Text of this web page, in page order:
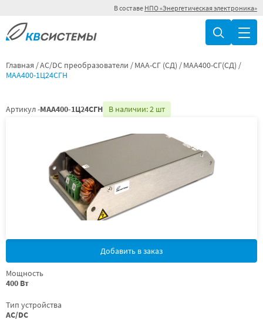
В составе НПО «Энергетическая электроника»
Главная AC/DC преобразователи МАА-СГ (СД)
МАА400-СГ(СД)
МАА400-1Ц24СГН
Артикул -МАА400-1Ц24СГН В наличии: 2 шт
Добавить в заказ
Мощность
400 Вт
Тип устройства
AC/DC